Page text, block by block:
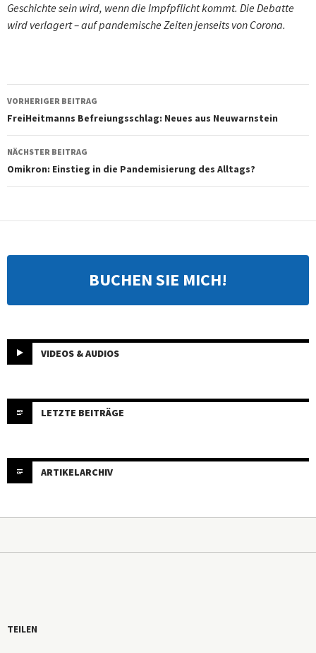
Geschichte sein wird, wenn die Impfpflicht kommt. Die Debatte
wird verlagert – auf pandemische Zeiten jenseits von Corona.
Beitragsnavigation
VORHERIGER BEITRAG
FreiHeitmanns Befreiungsschlag: Neues aus Neuwarnstein
NÄCHSTER BEITRAG
Omikron: Einstieg in die Pandemisierung des Alltags?
BUCHEN SIE MICH!
VIDEOS & AUDIOS
LETZTE BEITRÄGE
ARTIKELARCHIV
TEILEN